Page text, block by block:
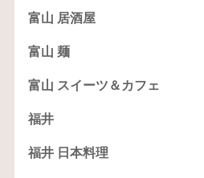
富山 居酒屋
富山 麺
富山 スイーツ＆カフェ
福井
福井 日本料理